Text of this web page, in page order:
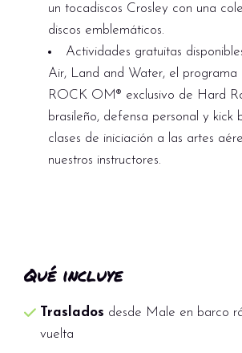
un tocadiscos Crosley con una
discos emblemáticos.
Actividades gratuitas
Air, Land and Water, el programa
ROCK OM® exclusivo de Hard
brasileño, defensa personal y kick
clases de iniciación a las artes
nuestros instructores.
Qué incluye
Traslados desde Male en barco
vuelta